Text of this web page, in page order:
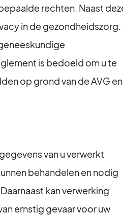
rechten. Naast
in de gezondheidszorg.
is bedoeld om u te
op grond van de AVG
van u verwerkt
behandelen en nodig
kan verwerking
ernstig gevaar voor uw